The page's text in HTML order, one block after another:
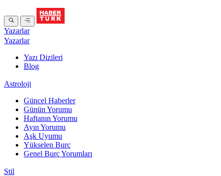
Yazarlar
Yazarlar
Yazı Dizileri
Blog
Astroloji
Güncel Haberler
Günün Yorumu
Haftanın Yorumu
Ayın Yorumu
Aşk Uyumu
Yükselen Burç
Genel Burç Yorumları
Stil